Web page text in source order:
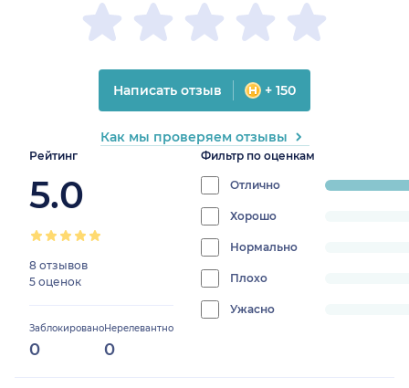
Рейтинг
5.0
8 отзывов
5 оценок
Заблокировано
0
Нерелевантно
0
Фильтр по оценкам
Отлично
progress:
Хорошо
0%
Нормально
0%
Плохо
progress:
Ужасно
0%
Написать отзыв + 150
Как мы проверяем отзывы